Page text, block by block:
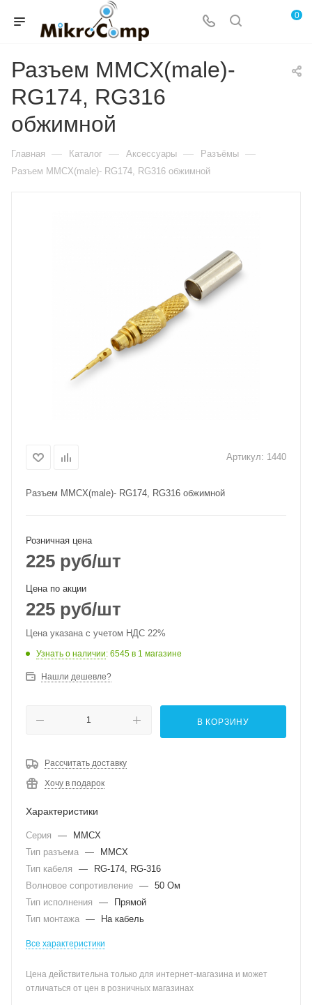
0
Разъем MMCX(male)-
RG174, RG316
обжимной
Главная — Каталог — Аксессуары — Разъёмы —
Разъем MMCX(male)- RG174, RG316 обжимной
Артикул: 1440
Разъем MMCX(male)- RG174, RG316 обжимной
Розничная цена
225 руб/шт
Цена по акции
225 руб/шт
Цена указана с учетом НДС 22%
Узнать о наличии: 6545 в 1 магазине
Нашли дешевле?
В КОРЗИНУ
Рассчитать доставку
Хочу в подарок
Характеристики
Серия —
MMCX
Тип разъема —
MMCX
Тип кабеля
—
RG-174, RG-316
Волновое сопротивление — 50 Ом
Тип исполнения
—
Прямой
Тип монтажа — На кабель
Все характеристики
Цена действительна только для интернет-магазина и может
отличаться от цен в розничных магазинах